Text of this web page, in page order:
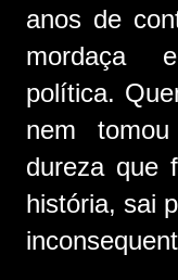
anos de
mordaça
política.
nem
dureza que
história, sai